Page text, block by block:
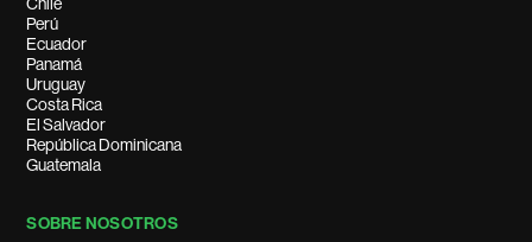
Perú
Ecuador
Panamá
Uruguay
Costa Rica
El Salvador
República Dominicana
Guatemala
SOBRE NOSOTROS